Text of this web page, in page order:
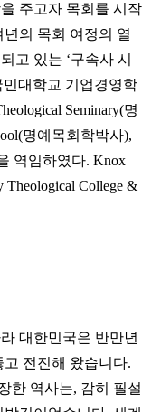
주고자 목회를 시작
의 목회 여정의 열
고 있는 ‘구속사 시
대학교 기업경영학
Seminary(명
(명예목회학박사),
역임하였다. Knox
College &
대한민국은 반만년
전진해 왔습니다.
한 역사는, 감히 필설